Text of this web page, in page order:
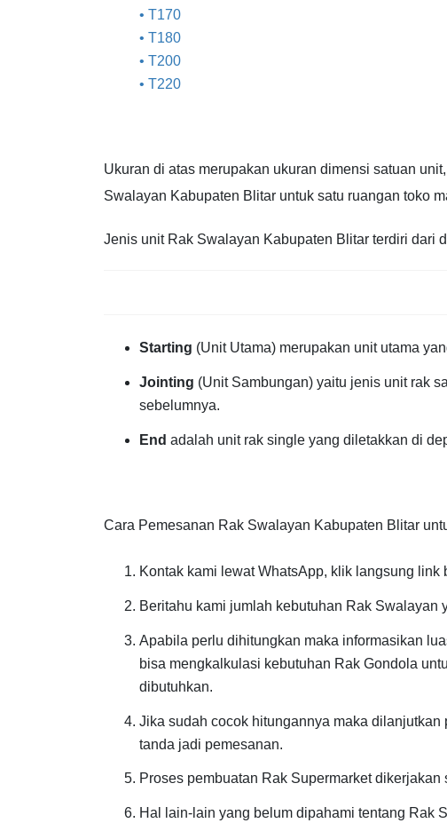
• T170
• T180
• T200
• T220
Ukuran di atas merupakan ukuran dimensi satuan
Swalayan Kabupaten Blitar untuk satu ruangan toko
Jenis unit Rak Swalayan Kabupaten Blitar terdiri dari
Starting (Unit Utama) merupakan unit utama
Jointing (Unit Sambungan) yaitu jenis unit rak
sebelumnya.
End adalah unit rak single yang diletakkan di
Cara Pemesanan Rak Swalayan Kabupaten Blitar
Kontak kami lewat WhatsApp, klik langsung link
Beritahu kami jumlah kebutuhan Rak Swalayan
Apabila perlu dihitungkan maka informasikan
bisa mengkalkulasi kebutuhan Rak Gondola
dibutuhkan.
Jika sudah cocok hitungannya maka
tanda jadi pemesanan.
Proses pembuatan Rak Supermarket dikerjakan
Hal lain-lain yang belum dipahami tentang Rak